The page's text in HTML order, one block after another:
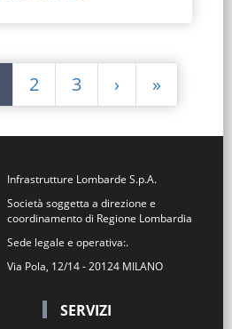
2 3 › »
Infrastrutture Lombarde S.p.A.
Società soggetta a direzione e
coordinamento di Regione Lombardia
Sede legale e operativa:.
Via Pola, 12/14 - 20124 MILANO
SERVIZI